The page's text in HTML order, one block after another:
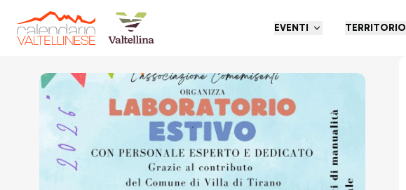
EVENTI TERRITORIO
Torna indietro